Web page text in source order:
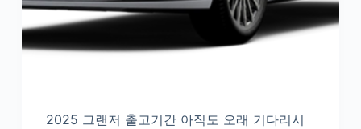
2025 그랜저 출고기간 아직도 오래 기다리시